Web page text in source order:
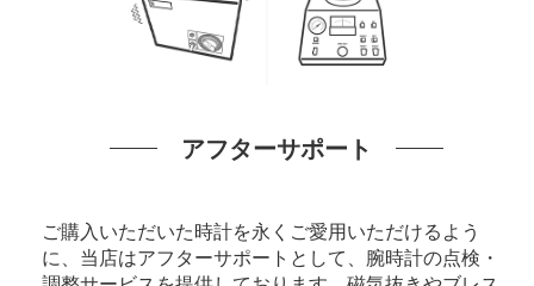
アフターサポート
ご購入いただいた時計を永くご愛用いただけるよう
に、当店はアフターサポートとして、腕時計の点検・